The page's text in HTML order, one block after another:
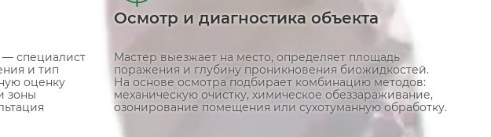
— специалист
и тип
оценку
зоны
Осмотр и диагностика объекта
Мастер выезжает на место, определяет площадь
поражения и глубину проникновения биожидкостей.
На основе осмотра подбирает комбинацию методов:
механическую очистку, химическое обеззараживание,
озонирование помещения или сухотуманную обработку.